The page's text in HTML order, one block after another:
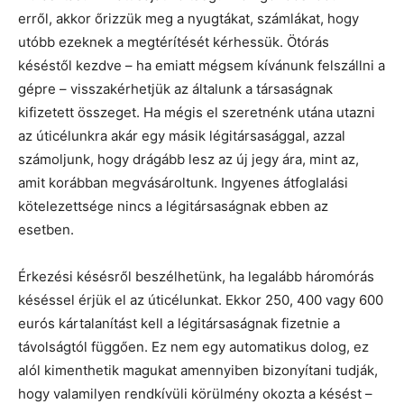
erről, akkor őrizzük meg a nyugtákat, számlákat, hogy
utóbb ezeknek a megtérítését kérhessük. Ötórás
késéstől kezdve – ha emiatt mégsem kívánunk felszállni a
gépre – visszakérhetjük az általunk a társaságnak
kifizetett összeget. Ha mégis el szeretnénk utána utazni
az úticélunkra akár egy másik légitársasággal, azzal
számoljunk, hogy drágább lesz az új jegy ára, mint az,
amit korábban megvásároltunk. Ingyenes átfoglalási
kötelezettsége nincs a légitársaságnak ebben az
esetben.
Érkezési késésről beszélhetünk, ha legalább háromórás
késéssel érjük el az úticélunkat. Ekkor 250, 400 vagy 600
eurós kártalanítást kell a légitársaságnak fizetnie a
távolságtól függően. Ez nem egy automatikus dolog, ez
alól kimenthetik magukat amennyiben bizonyítani tudják,
hogy valamilyen rendkívüli körülmény okozta a késést –